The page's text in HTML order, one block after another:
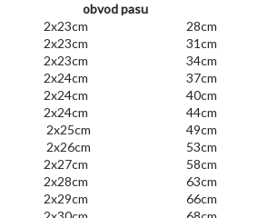
obvod pasu
2x23cm 28cm
2x23cm 31cm
2x23cm 34cm
2x24cm 37cm
2x24cm 40cm
2x24cm 44cm
2x25cm 49cm
2x26cm 53cm
2x27cm 58cm
2x28cm 63cm
2x29cm 66cm